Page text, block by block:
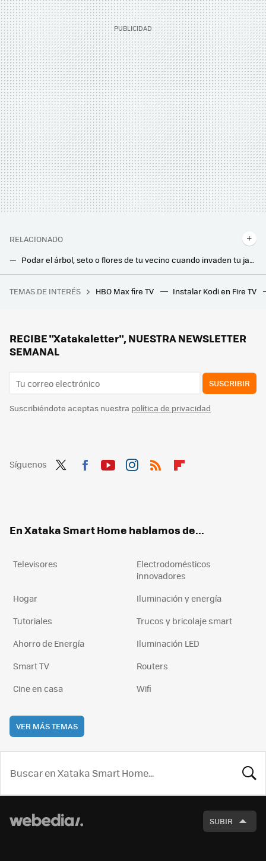
RELACIONADO
Podar el árbol, seto o flores de tu vecino cuando invaden tu jardín no siempre es buena idea: esto es lo que dice la ley
Los expertos coinciden en que abrir las ventanas de noche y cerrarlas de día está dejando de ser la mejor estrategia frente al calor
TEMAS DE INTERÉS HBO Max fire TV Instalar Kodi en Fire TV
RECIBE "Xatakaletter", NUESTRA NEWSLETTER
SEMANAL
SUSCRIBIR
Suscribiéndote aceptas nuestra política de privacidad
Síguenos
En Xataka Smart Home hablamos de...
Televisores
Electrodomésticos
innovadores
Hogar
Iluminación y energía
Tutoriales
Trucos y bricolaje smart
Ahorro de Energía
Iluminación LED
Smart TV
Routers
Cine en casa
Wifi
VER MÁS TEMAS
SUBIR